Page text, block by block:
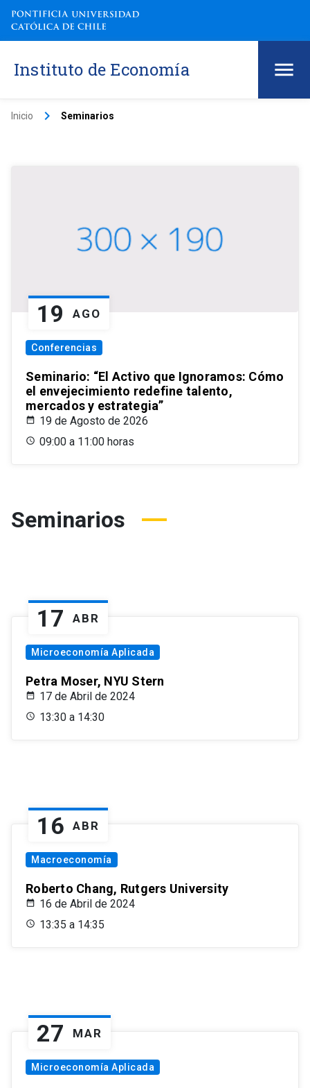
Instituto de Economía
Inicio keyboard_arrow_right Seminarios
19 AGO
Conferencias
Seminario: “El Activo que Ignoramos: Cómo
el envejecimiento redefine talento,
mercados y estrategia”
19 de Agosto de 2026
09:00 a 11:00 horas
Seminarios
17 ABR
Microeconomía Aplicada
Petra Moser, NYU Stern
17 de Abril de 2024
13:30 a 14:30
16 ABR
Macroeconomía
Roberto Chang, Rutgers University
16 de Abril de 2024
13:35 a 14:35
27 MAR
Microeconomía Aplicada